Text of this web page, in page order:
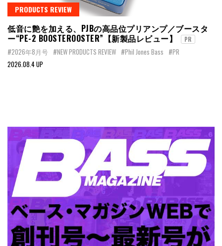
PRODUCTS REVIEW
低音に艶を加える、PJBの高品位プリアンプ／ブースタ
ー“PE-2 BOOSTEROOSTER”【新製品レビュー】
PR
#2026年8月号 #NEW PRODUCTS REVIEW #Phil Jones Bass #PR
2026.08.4 UP